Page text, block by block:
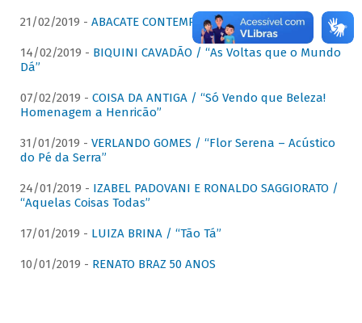
21/02/2019 - ABACATE CONTEMPORÂNEO
14/02/2019 - BIQUINI CAVADÃO / “As Voltas que o Mundo
Dá”
07/02/2019 - COISA DA ANTIGA / “Só Vendo que Beleza!
Homenagem a Henricão”
31/01/2019 - VERLANDO GOMES / “Flor Serena – Acústico
do Pé da Serra”
24/01/2019 - IZABEL PADOVANI E RONALDO SAGGIORATO /
“Aquelas Coisas Todas”
17/01/2019 - LUIZA BRINA / “Tão Tá”
10/01/2019 - RENATO BRAZ 50 ANOS